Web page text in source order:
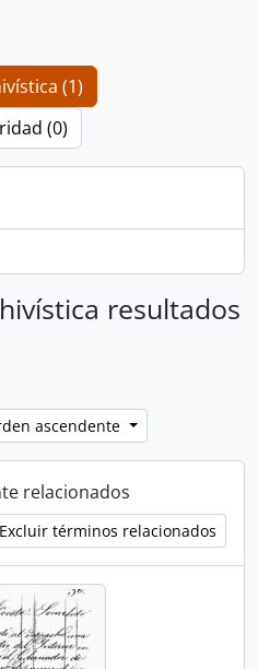
(1)
(0)
resultados
ascendente
relacionados
Excluir términos relacionados